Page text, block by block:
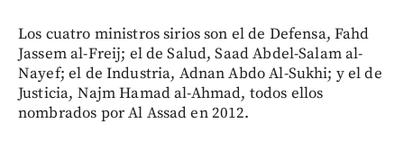
Los cuatro ministros sirios son el de Defensa, Fahd
Jassem al-Freij; el de Salud, Saad Abdel-Salam al-
Nayef; el de Industria, Adnan Abdo Al-Sukhi; y el de
Justicia, Najm Hamad al-Ahmad, todos ellos
nombrados por Al Assad en 2012.